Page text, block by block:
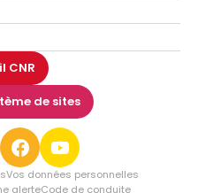
CNR
de sites
Vos données personnelles
alerteCode de conduite